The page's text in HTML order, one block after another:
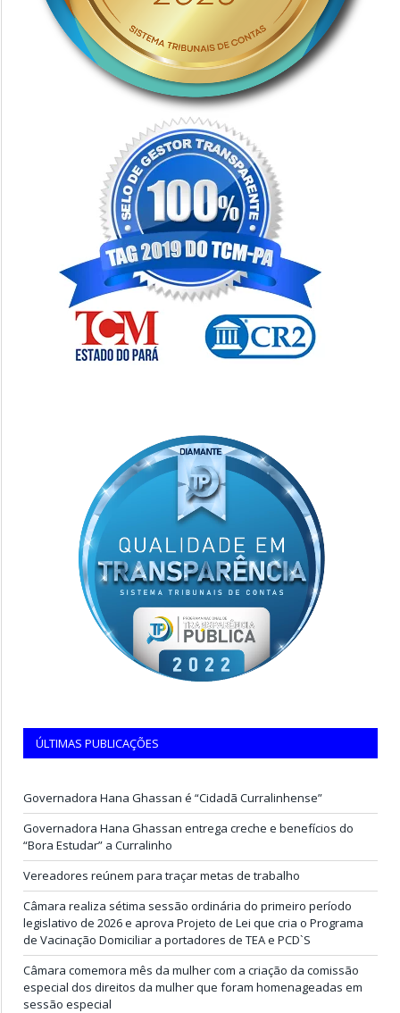
ÚLTIMAS PUBLICAÇÕES
Governadora Hana Ghassan é “Cidadã Curralinhense”
Governadora Hana Ghassan entrega creche e benefícios do
“Bora Estudar” a Curralinho
Vereadores reúnem para traçar metas de trabalho
Câmara realiza sétima sessão ordinária do primeiro período
legislativo de 2026 e aprova Projeto de Lei que cria o Programa
de Vacinação Domiciliar a portadores de TEA e PCD`S
Câmara comemora mês da mulher com a criação da comissão
especial dos direitos da mulher que foram homenageadas em
sessão especial